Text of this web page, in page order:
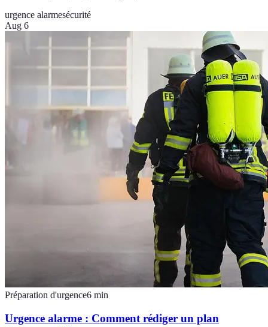
urgence alarmesécurité
Aug 6
Préparation d'urgence6 min
Urgence alarme : Comment rédiger un plan